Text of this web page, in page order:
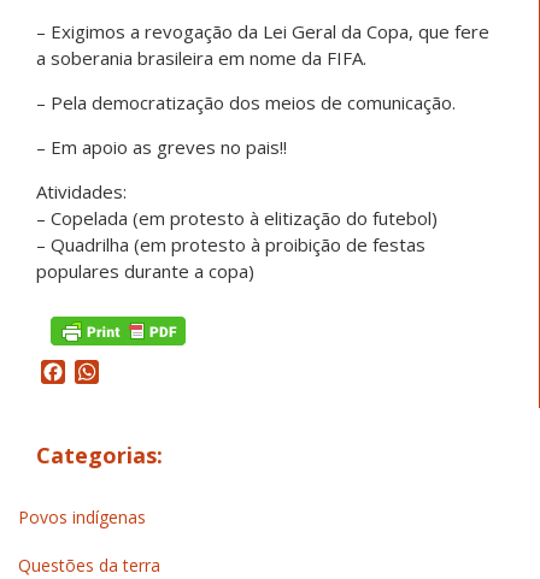
– Exigimos a revogação da Lei Geral da Copa, que fere
a soberania brasileira em nome da FIFA.
– Pela democratização dos meios de comunicação.
– Em apoio as greves no pais!!
Atividades:
– Copelada (em protesto à elitização do futebol)
– Quadrilha (em protesto à proibição de festas
populares durante a copa)
Facebook
Categorias:
Povos indígenas
Questões da terra